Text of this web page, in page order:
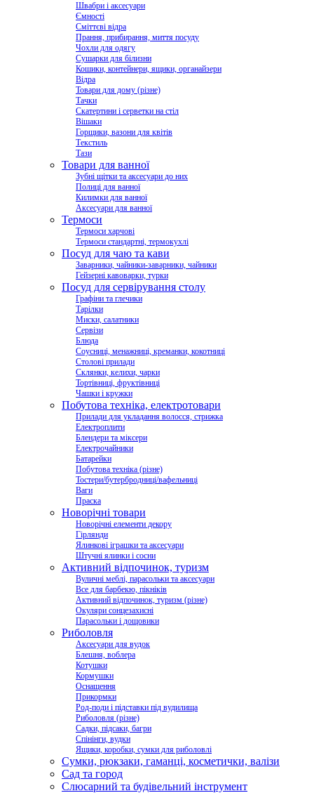
Швабри і аксесуари
Ємності
Сміттєві відра
Прання, прибирання, миття посуду
Чохли для одягу
Сушарки для білизни
Кошики, контейнери, ящики, органайзери
Відра
Товари для дому (різне)
Тачки
Скатертини і серветки на стіл
Вішаки
Горщики, вазони для квітів
Текстиль
Тази
Товари для ванної
Зубні щітки та аксесуари до них
Полиці для ванної
Килимки для ванної
Аксесуари для ванної
Термоси
Термоси харчові
Термоси стандартні, термокухлі
Посуд для чаю та кави
Заварники, чайники-заварники, чайники
Гейзерні кавоварки, турки
Посуд для сервірування столу
Графіни та глечики
Тарілки
Миски, салатники
Сервізи
Блюда
Соусниці, менажниці, креманки, кокотниці
Столові прилади
Склянки, келихи, чарки
Тортівниці, фруктівниці
Чашки і кружки
Побутова техніка, електротовари
Прилади для укладання волосся, стрижка
Електроплити
Блендери та міксери
Електрочайники
Батарейки
Побутова техніка (різне)
Тостери/бутербродниці/вафельниці
Ваги
Праска
Новорічні товари
Новорічні елементи декору
Гірлянди
Ялинкові іграшки та аксесуари
Штучні ялинки і сосни
Активний відпочинок, туризм
Вуличні меблі, парасольки та аксесуари
Все для барбекю, пікніків
Активний відпочинок, туризм (різне)
Окуляри сонцезахисні
Парасольки і дощовики
Риболовля
Аксесуари для вудок
Блешня, воблера
Котушки
Кормушки
Оснащення
Прикормки
Род-поди і підставки під вудилища
Риболовля (різне)
Садки, підсаки, багри
Спінінги, вудки
Ящики, коробки, сумки для риболовлі
Сумки, рюкзаки, гаманці, косметички, валізи
Сад та город
Слюсарний та будівельний інструмент